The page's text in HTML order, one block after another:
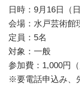
日時：9月16日（
会場：水戸芸術館
定員：5名
対象：一般
参加費：1,000円
※要電話申込み、